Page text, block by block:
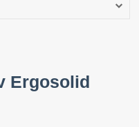
Ergosolid